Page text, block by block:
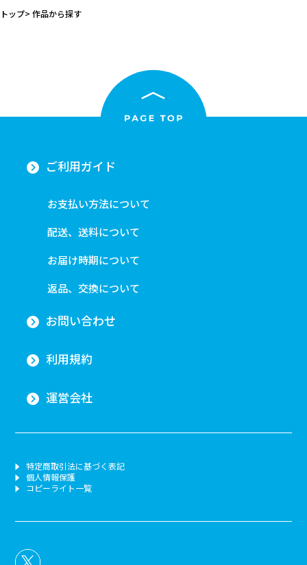
トップ 作品から探す
ご利用ガイド
お支払い方法について
配送、送料について
お届け時期について
返品、交換について
お問い合わせ
利用規約
運営会社
特定商取引法に基づく表記
個人情報保護
コピーライト一覧